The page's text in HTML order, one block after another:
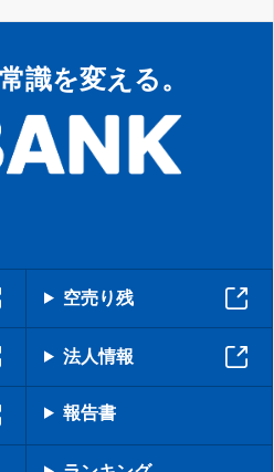
識を変える。
空売り残
法人情報
報告書